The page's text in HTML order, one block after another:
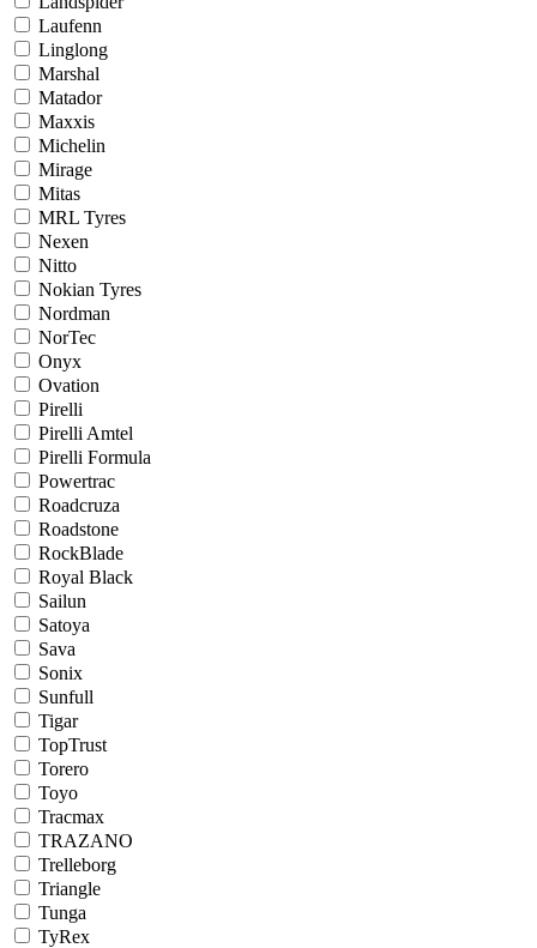
Laufenn
Linglong
Marshal
Matador
Maxxis
Michelin
Mirage
Mitas
MRL Tyres
Nexen
Nitto
Nokian Tyres
Nordman
NorTec
Onyx
Ovation
Pirelli
Pirelli Amtel
Pirelli Formula
Powertrac
Roadcruza
Roadstone
RockBlade
Royal Black
Sailun
Satoya
Sava
Sonix
Sunfull
Tigar
TopTrust
Torero
Toyo
Tracmax
TRAZANO
Trelleborg
Triangle
Tunga
TyRex